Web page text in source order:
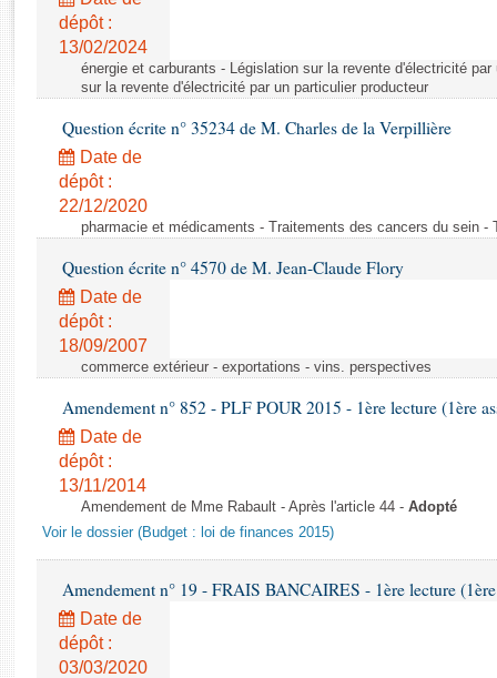
Rapports d'enquête
Rapports législatifs
Baromètre de l’application des lois
Dossiers législatifs
Budget et sécurité sociale
Questions écrites et orales
Comptes rendus des débats
dépôt :
13/02/2024
énergie et carburants - Législation sur la revente d'électricité
sur la revente d'électricité par un particulier producteur
Question écrite n° 35234 de M. Charles de la Verpillière
Date de
dépôt :
22/12/2020
pharmacie et médicaments - Traitements des cancers du sein -
Question écrite n° 4570 de M. Jean-Claude Flory
Date de
dépôt :
18/09/2007
commerce extérieur - exportations - vins. perspectives
Amendement n° 852 - PLF POUR 2015 - 1ère lecture (1ère
Date de
dépôt :
13/11/2014
Amendement de Mme Rabault - Après l'article 44 - Adopté
Voir le dossier (Budget : loi de finances 2015)
Amendement n° 19 - FRAIS BANCAIRES - 1ère lecture
Date de
dépôt :
03/03/2020